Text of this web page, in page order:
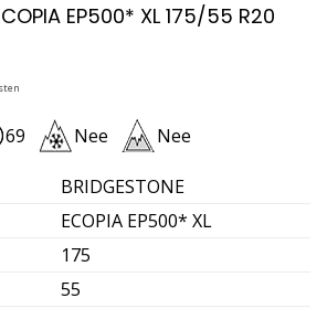
EP500* XL 175/55 R20
69 Nee Nee
BRIDGESTONE
ECOPIA EP500* XL
175
55